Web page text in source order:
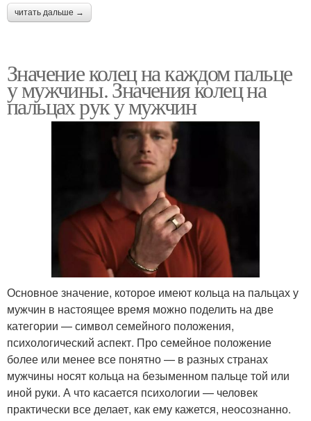
читать дальше →
Значение колец на каждом пальце
у мужчины. Значения колец на
пальцах рук у мужчин
Основное значение, которое имеют кольца на пальцах у
мужчин в настоящее время можно поделить на две
категории — символ семейного положения,
психологический аспект. Про семейное положение
более или менее все понятно — в разных странах
мужчины носят кольца на безыменном пальце той или
иной руки. А что касается психологии — человек
практически все делает, как ему кажется, неосознанно.